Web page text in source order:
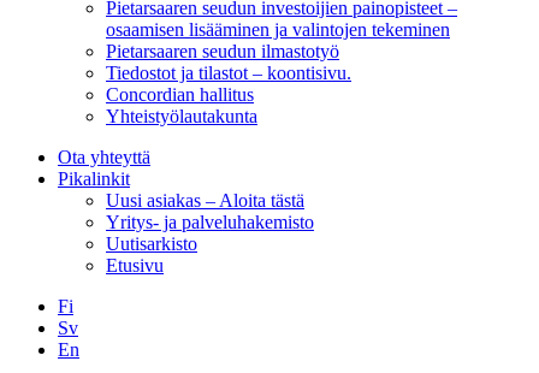
Pietarsaaren seudun investoijien painopisteet –
osaamisen lisääminen ja valintojen tekeminen
Pietarsaaren seudun ilmastotyö
Tiedostot ja tilastot – koontisivu.
Concordian hallitus
Yhteistyölautakunta
Ota yhteyttä
Pikalinkit
Uusi asiakas – Aloita tästä
Yritys- ja palveluhakemisto
Uutisarkisto
Etusivu
Fi
Sv
En